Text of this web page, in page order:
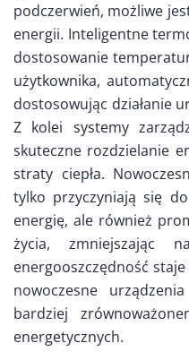
podczerwień, możliwe
energii. Inteligentne
dostosowanie
użytkownika,
dostosowując działanie
Z kolei systemy
skuteczne rozdzielanie
straty ciepła.
tylko przyczyniają się
energię, ale również
życia, zmniejszając
energooszczędność
nowoczesne
bardziej
energetycznych.